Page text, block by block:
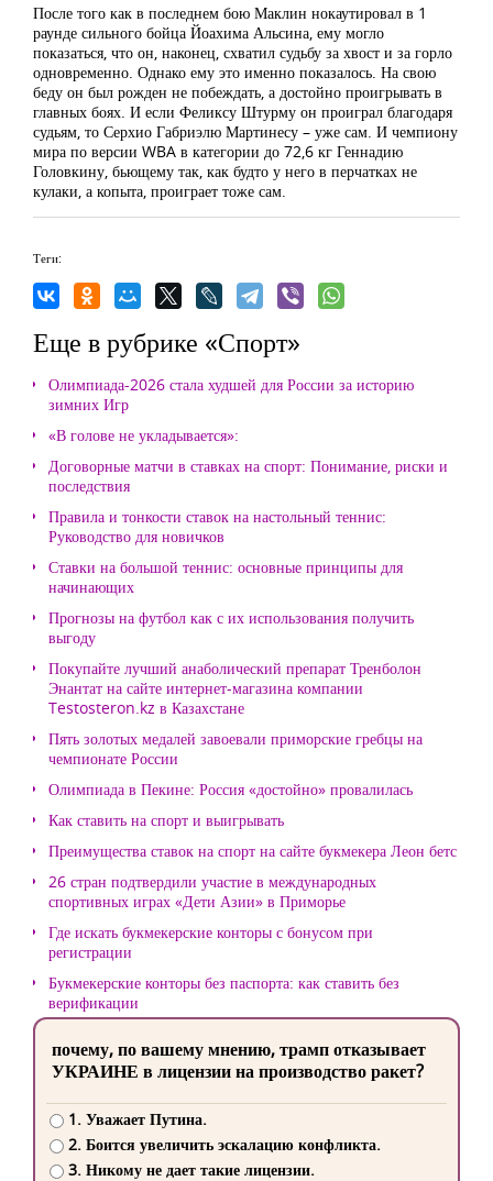
После того как в последнем бою Маклин нокаутировал в 1
раунде сильного бойца Йоахима Альсина, ему могло
показаться, что он, наконец, схватил судьбу за хвост и за горло
одновременно. Однако ему это именно показалось. На свою
беду он был рожден не побеждать, а достойно проигрывать в
главных боях. И если Феликсу Штурму он проиграл благодаря
судьям, то Серхио Габриэлю Мартинесу – уже сам. И чемпиону
мира по версии WBA в категории до 72,6 кг Геннадию
Головкину, бьющему так, как будто у него в перчатках не
кулаки, а копыта, проиграет тоже сам.
Теги:
Еще в рубрике «Спорт»
Олимпиада-2026 стала худшей для России за историю
зимних Игр
«В голове не укладывается»:
Договорные матчи в ставках на спорт: Понимание, риски и
последствия
Правила и тонкости ставок на настольный теннис:
Руководство для новичков
Ставки на большой теннис: основные принципы для
начинающих
Прогнозы на футбол как с их использования получить
выгоду
Покупайте лучший анаболический препарат Тренболон
Энантат на сайте интернет-магазина компании
Testosteron.kz в Казахстане
Пять золотых медалей завоевали приморские гребцы на
чемпионате России
Олимпиада в Пекине: Россия «достойно» провалилась
Как ставить на спорт и выигрывать
Преимущества ставок на спорт на сайте букмекера Леон бетс
26 стран подтвердили участие в международных
спортивных играх «Дети Азии» в Приморье
Где искать букмекерские конторы с бонусом при
регистрации
Букмекерские конторы без паспорта: как ставить без
верификации
почему, по вашему мнению, трамп отказывает
УКРАИНЕ в лицензии на производство ракет?
1. Уважает Путина.
2. Боится увеличить эскалацию конфликта.
3. Никому не дает такие лицензии.